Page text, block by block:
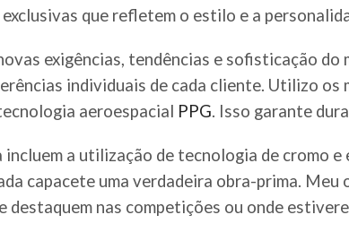
que refletem o estilo e a
exigências, tendências e sofisticação
individuais de cada cliente. Utilizo
aeroespacial PPG. Isso garante
a utilização de tecnologia de cromo
capacete uma verdadeira obra-prima.
destaquem nas competições ou onde